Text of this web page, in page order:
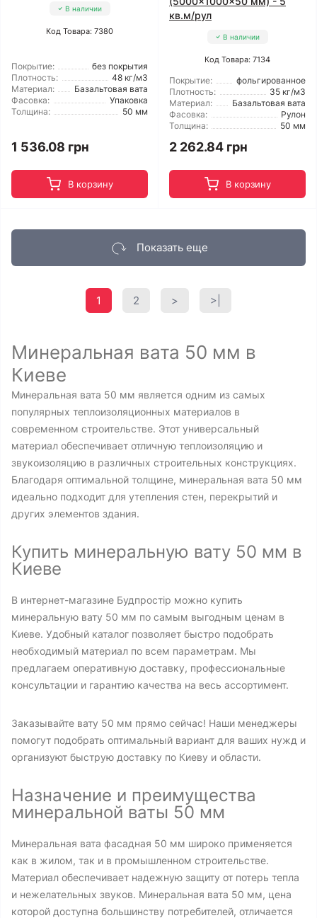
В наличии
Код Товара: 7380
Покрытие:
без покрытия
Плотность:
48 кг/м3
Материал:
Базальтовая вата
Фасовка:
Упаковка
Толщина:
50 мм
1 536.08 грн
В корзину
кв.м/рул
В наличии
Код Товара: 7134
Покрытие:
фольгированное
Плотность:
35 кг/м3
Материал:
Базальтовая вата
Фасовка:
Рулон
Толщина:
50 мм
2 262.84 грн
В корзину
Показать еще
1 2 > >|
Минеральная вата 50 мм в
Киеве
Минеральная вата 50 мм является одним из самых
популярных теплоизоляционных материалов в
современном строительстве. Этот универсальный
материал обеспечивает отличную теплоизоляцию и
звукоизоляцию в различных строительных конструкциях.
Благодаря оптимальной толщине, минеральная вата 50 мм
идеально подходит для утепления стен, перекрытий и
других элементов здания.
Купить минеральную вату 50 мм в
Киеве
В интернет-магазине Будпростір можно купить
минеральную вату 50 мм по самым выгодным ценам в
Киеве. Удобный каталог позволяет быстро подобрать
необходимый материал по всем параметрам. Мы
предлагаем оперативную доставку, профессиональные
консультации и гарантию качества на весь ассортимент.
Заказывайте вату 50 мм прямо сейчас! Наши менеджеры
помогут подобрать оптимальный вариант для ваших нужд и
организуют быструю доставку по Киеву и области.
Назначение и преимущества
минеральной ваты 50 мм
Минеральная вата фасадная 50 мм широко применяется
как в жилом, так и в промышленном строительстве.
Материал обеспечивает надежную защиту от потерь тепла
и нежелательных звуков. Минеральная вата 50 мм, цена
которой доступна большинству потребителей, отличается